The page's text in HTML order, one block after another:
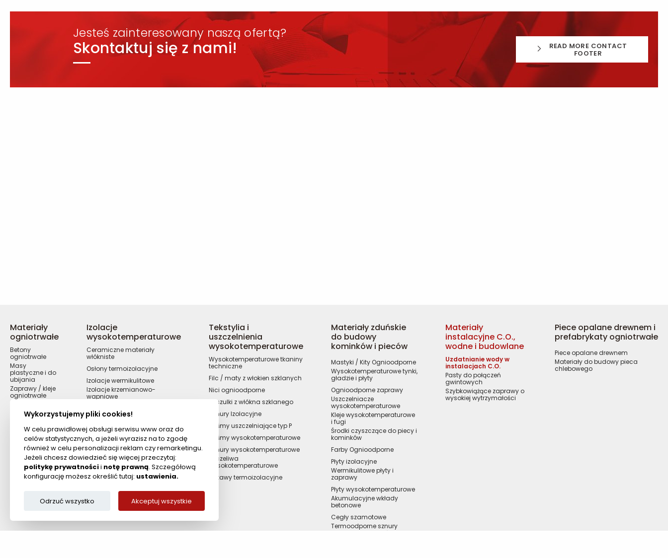
Jesteś zainteresowany naszą ofertą?
Skontaktuj się z nami! READ MORE CONTACT
FOOTER
Materiały
ogniotrwałe
Betony
ogniotrwałe
Masy
plastyczne i do
ubijania
Zaprawy / kleje
ogniotrwałe
ogniotrwałe
Masy żaro i
kwasoodporne
Masy / kity
ogniotrwałe
Cyrkonowe
materiały
ogniotrwałe
Izolacje
wysokotemperaturowe
Ceramiczne materiały
włókniste
Osłony termoizolacyjne
Izolacje wermikulitowe
Izolacje krzemianowo-
wapniowe
Tekstylia i
uszczelnienia
wysokotemperaturowe
Wysokotemperaturowe tkaniny
techniczne
Filc / maty z włokien szklanych
Nici ognioodporne
Koszulki z włókna szklanego
Sznury Izolacyjne
Taśmy uszczelniające typ P
Taśmy wysokotemperaturowe
Sznury wysokotemperaturowe
Szczeliwa
wysokotemperaturowe
Rękawy termoizolacyjne
Materiały zduńskie
do budowy
kominków i pieców
Mastyki / Kity Ognioodporne
Wysokotemperaturowe tynki,
gładzie i płyty
Ognioodporne zaprawy
Uszczelniacze
wysokotemperaturowe
Kleje wysokotemperaturowe
i fugi
Środki czyszczące do piecy i
kominków
Farby Ognioodporne
Płyty izolacyjne
Wermikulitowe płyty i
zaprawy
Płyty wysokotemperaturowe
Akumulacyjne wkłady
betonowe
Cegły szamotowe
Termoodporne sznury
uszczelniające, taśmy i
Materiały
instalacyjne C.O.,
wodne i budowlane
Uzdatnianie wody w
instalacjach C.O.
Pasty do połączeń
gwintowych
Szybkowiążące zaprawy o
wysokiej wytrzymałości
Piece opalane drewnem i
prefabrykaty ogniotrwałe
Piece opalane drewnem
Materiały do budowy pieca
chlebowego
Wykorzystujemy pliki cookies!
W celu prawidłowej obsługi serwisu www oraz do
celów statystycznych, a jeżeli wyrazisz na to zgodę
również w celu personalizacji reklam czy remarketingu.
Jeżeli chcesz dowiedzieć się więcej przeczytaj:
politykę prywatnościi notę prawną. Szczegółową
konfigurację możesz określić tutaj: ustawienia.
Odrzuć wszystko Akceptuj wszystkie